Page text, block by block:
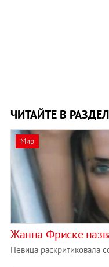
ЧИТАЙТЕ В
Мир
Жанна Фриске
Певица раскритиковала